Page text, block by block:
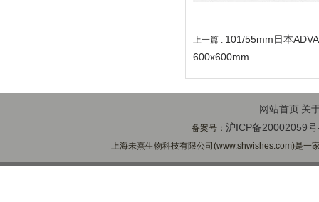
上一篇 : 101/55mm日本
600x600mm
网站首页 关
备案号：沪ICP备20002059
上海未熹生物科技有限公司(www.shwishes.com)是一